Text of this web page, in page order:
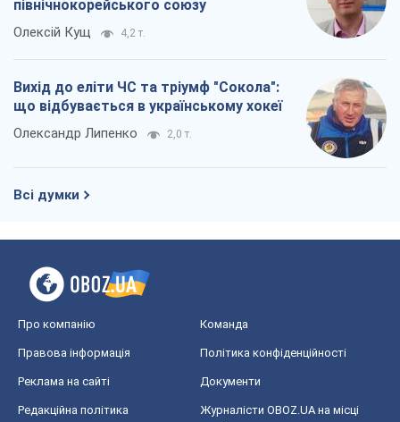
північнокорейського союзу
Олексій Кущ 4,2 т.
Вихід до еліти ЧС та тріумф "Сокола":
що відбувається в українському хокеї
Олександр Липенко 2,0 т.
Всі думки
Про компанію Команда
Правова інформація Політика конфіденційності
Реклама на сайті Документи
Редакційна політика
Журналісти OBOZ.UA на місці